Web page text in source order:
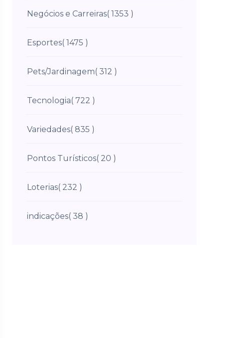
Negócios e Carreiras( 1353 )
Esportes( 1475 )
Pets/Jardinagem( 312 )
Tecnologia( 722 )
Variedades( 835 )
Pontos Turísticos( 20 )
Loterias( 232 )
indicações( 38 )